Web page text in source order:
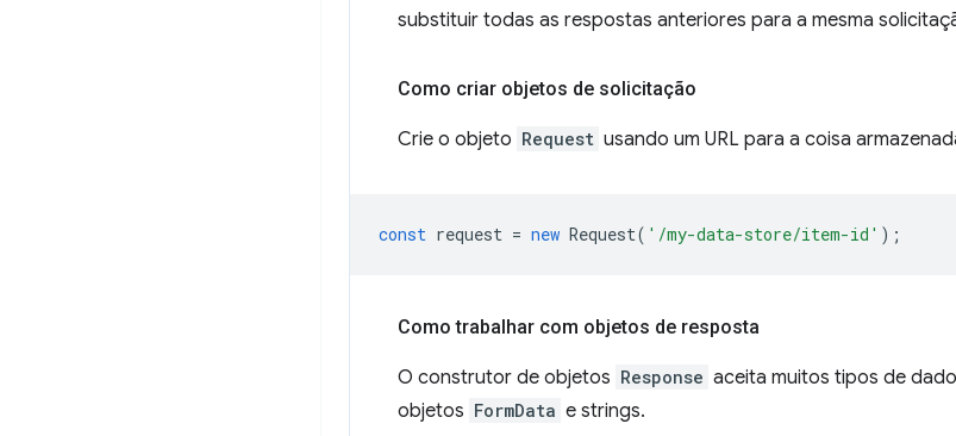
substituir todas as respostas anteriores para a mesma
Como criar objetos de solicitação
Crie o objeto Request usando um URL para a coisa
const request = new Request( '/my-data-store/item-id' );
Como trabalhar com objetos de resposta
O construtor de objetos Response aceita muitos tipos de
objetos FormData e strings.